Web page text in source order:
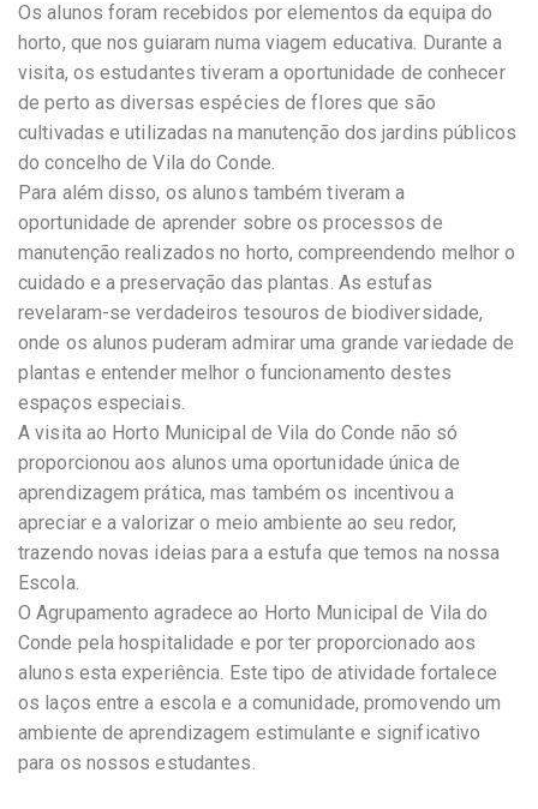
Os alunos foram recebidos por elementos da equipa do
horto, que nos guiaram numa viagem educativa. Durante a
visita, os estudantes tiveram a oportunidade de conhecer
de perto as diversas espécies de flores que são
cultivadas e utilizadas na manutenção dos jardins públicos
do concelho de Vila do Conde.
Para além disso, os alunos também tiveram a
oportunidade de aprender sobre os processos de
manutenção realizados no horto, compreendendo melhor o
cuidado e a preservação das plantas. As estufas
revelaram-se verdadeiros tesouros de biodiversidade,
onde os alunos puderam admirar uma grande variedade de
plantas e entender melhor o funcionamento destes
espaços especiais.
A visita ao Horto Municipal de Vila do Conde não só
proporcionou aos alunos uma oportunidade única de
aprendizagem prática, mas também os incentivou a
apreciar e a valorizar o meio ambiente ao seu redor,
trazendo novas ideias para a estufa que temos na nossa
Escola.
O Agrupamento agradece ao Horto Municipal de Vila do
Conde pela hospitalidade e por ter proporcionado aos
alunos esta experiência. Este tipo de atividade fortalece
os laços entre a escola e a comunidade, promovendo um
ambiente de aprendizagem estimulante e significativo
para os nossos estudantes.